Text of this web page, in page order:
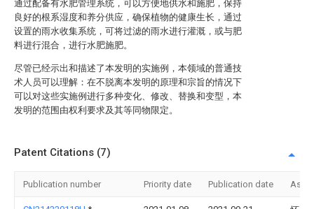
通过配备有水肥管理系统，可以方便地供水和施肥，保持
良好的根系湿度和养分供应，确保植物的健康生长，通过
设置的雨水收集系统，可将过滤的雨水进行灌溉，或与肥
料进行混合，进行水肥施肥。
尽管已经示出和描述了本发明的实施例，本领域的普通技
术人员可以理解：在不脱离本发明的原理和宗旨的情况下
可以对这些实施例进行多种变化、修改、替换和变型，本
发明的范围由权利要求及其等同物限定。
Patent Citations (7)
Publication number Priority date Publication date